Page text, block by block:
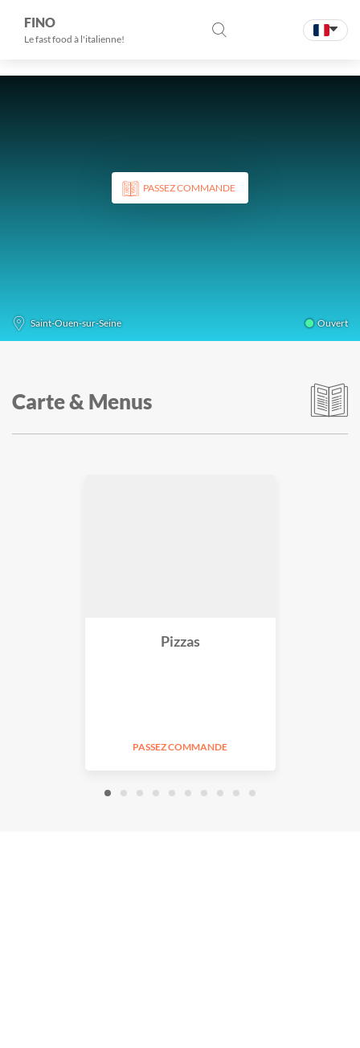
FINO
Le fast food à l'italienne!
PASSEZ COMMANDE
Saint-Ouen-sur-Seine Ouvert
Carte & Menus
Pizzas
PASSEZ COMMANDE